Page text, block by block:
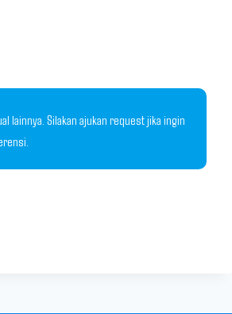
lainnya. Silakan ajukan request jika ingin